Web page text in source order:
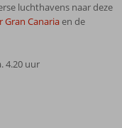
luchthavens naar deze
Gran Canariaen de
4.20 uur